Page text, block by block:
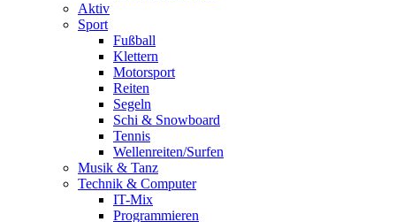
Aktiv
Sport
Fußball
Klettern
Motorsport
Reiten
Segeln
Schi & Snowboard
Tennis
Wellenreiten/Surfen
Musik & Tanz
Technik & Computer
IT-Mix
Programmieren